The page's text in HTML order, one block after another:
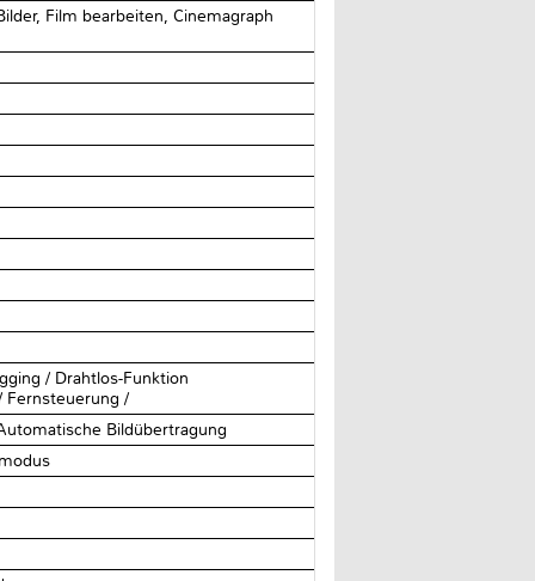
Film bearbeiten, Cinemagraph
/ Drahtlos-Funktion
Fernsteuerung /
Bildübertragung